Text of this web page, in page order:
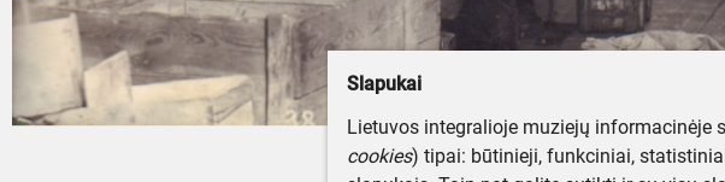
Slapukai
Lietuvos integralioje muziejų informacinėje
cookies) tipai: būtinieji, funkciniai,